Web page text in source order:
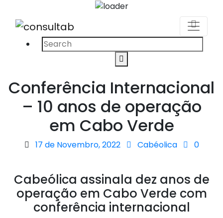
Procurar
Conferência Internacional
– 10 anos de operação
em Cabo Verde
Posted
17 de Novembro, 2022 Cabéolica 0
Cabeólica assinala dez anos de
operação em Cabo Verde com
conferência internacional